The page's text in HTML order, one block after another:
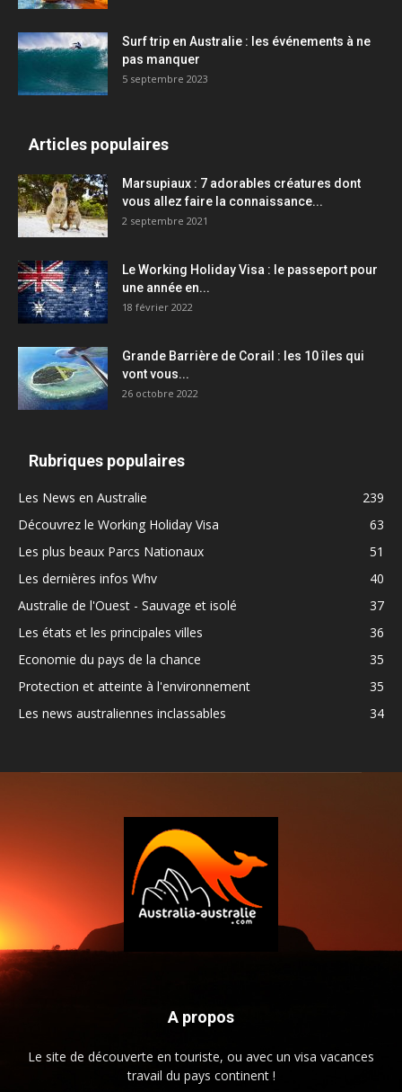
Surf trip en Australie : les événements à ne
pas manquer
5 septembre 2023
Articles populaires
Marsupiaux : 7 adorables créatures dont
vous allez faire la connaissance...
2 septembre 2021
Le Working Holiday Visa : le passeport pour
une année en...
18 février 2022
Grande Barrière de Corail : les 10 îles qui
vont vous...
26 octobre 2022
Rubriques populaires
Les News en Australie
239
Découvrez le Working Holiday Visa
63
Les plus beaux Parcs Nationaux
51
Les dernières infos Whv
40
Australie de l'Ouest - Sauvage et isolé
37
Les états et les principales villes
36
Economie du pays de la chance
35
Protection et atteinte à l'environnement
35
Les news australiennes inclassables
34
A propos
Le site de découverte en touriste, ou avec un visa vacances
travail du pays continent !